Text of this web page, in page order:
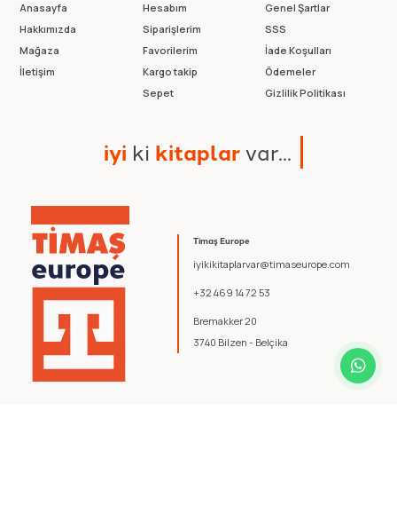
Timaş Europe
iyikikitaplarvar@timaseurope.com
+32 469 14 72 53
Bremakker 20
3740 Bilzen - Belçika
Anasayfa
Hakkımızda
Mağaza
İletişim
Hesabım
Siparişlerim
Favorilerim
Kargo takip
Sepet
Genel Şartlar
SSS
İade Koşulları
Ödemeler
Gizlilik Politikası
iyi ki kitaplarvar...